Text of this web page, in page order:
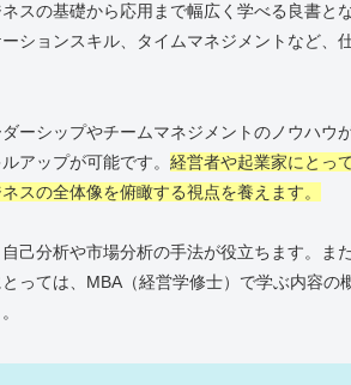
スの基礎から応用まで幅広く学べる良書と
ションスキル、タイムマネジメントなど、
ーシップやチームマネジメントのノウハウ
アップが可能です。 経営者や起業家にとっ
スの全体像を俯瞰する視点を養えます。
己分析や市場分析の手法が役立ちます。ま
っては、MBA（経営学修士）で学ぶ内容の